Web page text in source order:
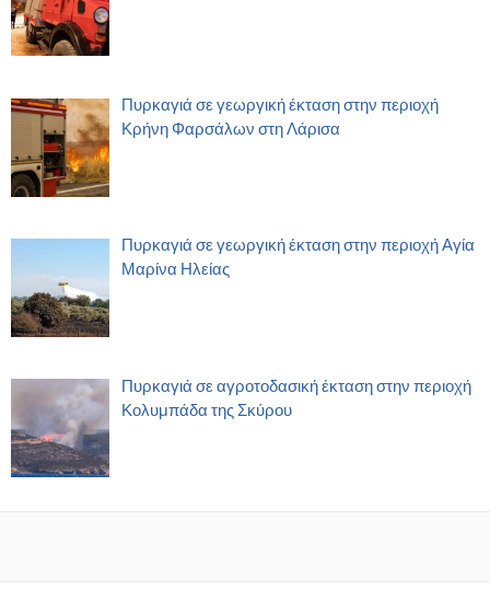
Πυρκαγιά σε γεωργική έκταση στην περιοχή
Κρήνη Φαρσάλων στη Λάρισα
Πυρκαγιά σε γεωργική έκταση στην περιοχή Αγία
Μαρίνα Ηλείας
Πυρκαγιά σε αγροτοδασική έκταση στην περιοχή
Κολυμπάδα της Σκύρου